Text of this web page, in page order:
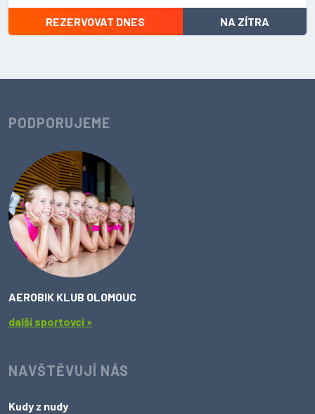
REZERVOVAT DNES NA ZÍTRA
PODPORUJEME
AEROBIK KLUB OLOMOUC
další sportovci »
NAVŠTĚVUJÍ NÁS
Kudy z nudy